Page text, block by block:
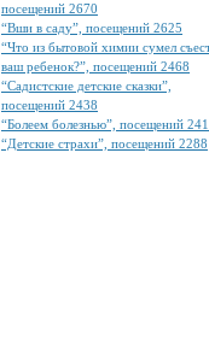
посещений 2670
“Вши в саду”, посещений 2625
“Что из бытовой химии сумел
ваш ребенок?”, посещений 2468
“Садистские детские сказки”,
посещений 2438
“Болеем болезнью”, посещений
“Детские страхи”, посещений 2288